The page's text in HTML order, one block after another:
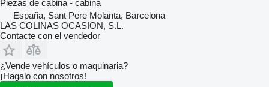
Piezas de cabina - cabina
España, Sant Pere Molanta, Barcelona
LAS COLINAS OCASION, S.L.
Contacte con el vendedor
¿Vende vehículos o maquinaria?
¡Hagalo con nosotros!